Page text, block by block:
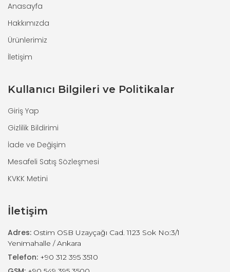
Anasayfa
Hakkımızda
Ürünlerimiz
İletişim
Kullanıcı Bilgileri ve Politikalar
Giriş Yap
Gizlilik Bildirimi
İade ve Değişim
Mesafeli Satış Sözleşmesi
KVKK Metini
İletişim
Adres: Ostim OSB Uzayçağı Cad. 1123 Sok No:3/1
Yenimahalle / Ankara
Telefon: +90 312 395 3510